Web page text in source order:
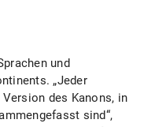
und
„Jeder
des Kanons, in
sind“,